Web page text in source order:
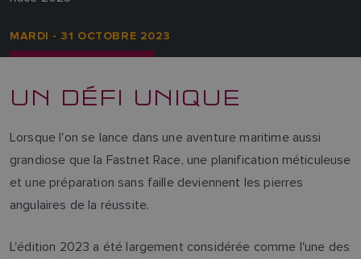
MARDI - 31 OCTOBRE 2023
UN DÉFI UNIQUE
Lorsque l'on se lance dans une aventure maritime aussi
grandiose que la Fastnet Race, une planification méticuleuse
et une préparation sans faille deviennent les pierres
angulaires de la réussite.
L'édition 2023 a été largement considérée comme l'une des